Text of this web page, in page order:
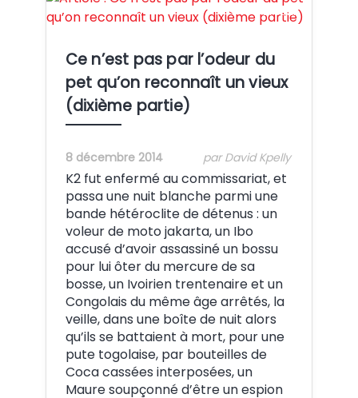
Crédit:
Ce n’est pas par l’odeur du
pet qu’on reconnaît un vieux
(dixième partie)
8 décembre 2014 par David Kpelly
K2 fut enfermé au commissariat, et
passa une nuit blanche parmi une
bande hétéroclite de détenus : un
voleur de moto jakarta, un Ibo
accusé d’avoir assassiné un bossu
pour lui ôter du mercure de sa
bosse, un Ivoirien trentenaire et un
Congolais du même âge arrêtés, la
veille, dans une boîte de nuit alors
qu’ils se battaient à mort, pour une
pute togolaise, par bouteilles de
Coca cassées interposées, un
Maure soupçonné d’être un espion